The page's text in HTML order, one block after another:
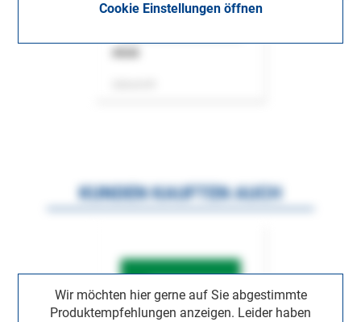
Cookie Einstellungen öffnen
Wir möchten hier gerne auf Sie abgestimmte
Produktempfehlungen anzeigen. Leider haben
KUNDEN KAUFTEN AUCH